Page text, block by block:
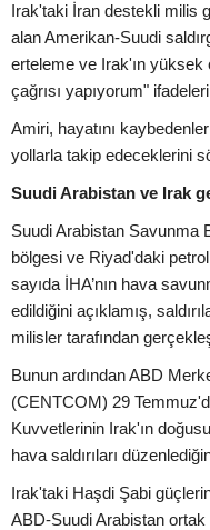
Irak'taki İran destekli milis
alan Amerikan-Suudi
erteleme ve Irak'ın yüksek
çağrısı yapıyorum"
Amiri, hayatını
yollarla takip edeceklerini
Suudi Arabistan ve Irak
Suudi Arabistan Savunma
bölgesi ve Riyad'daki
sayıda İHA’nın hava
edildiğini açıklamış,
milisler tarafından
Bunun ardından ABD
(CENTCOM) 29
Kuvvetlerinin Irak'ın
hava saldırıları
Irak'taki Haşdi Şabi
ABD-Suudi Arabistan ortak